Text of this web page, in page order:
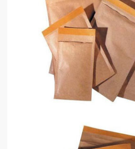
0,00 TL